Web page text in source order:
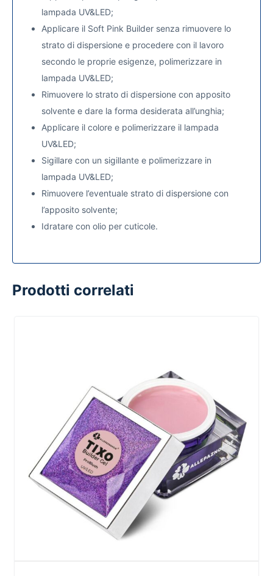
lampada UV&LED;
Applicare il Soft Pink Builder senza rimuovere lo
strato di dispersione e procedere con il lavoro
secondo le proprie esigenze, polimerizzare in
lampada UV&LED;
Rimuovere lo strato di dispersione con apposito
solvente e dare la forma desiderata all’unghia;
Applicare il colore e polimerizzare il lampada
UV&LED;
Sigillare con un sigillante e polimerizzare in
lampada UV&LED;
Rimuovere l’eventuale strato di dispersione con
l’apposito solvente;
Idratare con olio per cuticole.
Prodotti correlati